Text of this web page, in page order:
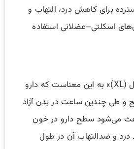
برای کاهش درد، التهاب و
اسکلتی–عضلانی استفاده
فرمولاسیون «ایکس ال (XL)» به این معناست که دارو
و طی چندین ساعت در بدن آزاد
می‌شود سطح دارو در خون
درد و ضدالتهاب آن در طول